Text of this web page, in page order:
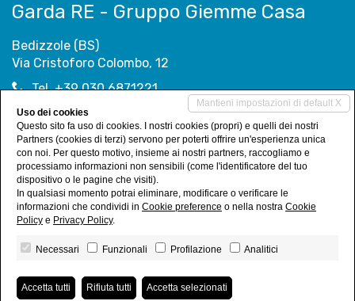
Garda RE - Gruppo Giemme Casa
Bedizzole (BS)
Via Cristoforo Colombo, 12
Tel. +39 030 6871221
info@gardare.it
info@giemmecasa.com
Social Networks
P.IVA 03514120983
Privacy Policy•Revoca consensi• Powered by
Mantieni impostazioni di default X
Uso dei cookies
Questo sito fa uso di cookies. I nostri cookies (propri) e quelli dei nostri
Partners (cookies di terzi) servono per poterti offrire un'esperienza unica
con noi. Per questo motivo, insieme ai nostri partners, raccogliamo e
processiamo informazioni non sensibili (come l'identificatore del tuo
dispositivo o le pagine che visiti).
In qualsiasi momento potrai eliminare, modificare o verificare le
informazioni che condividi in Cookie preference o nella nostra Cookie
Policy e Privacy Policy.
Necessari Funzionali Profilazione Analitici
Accetta tutti Rifiuta tutti Accetta selezionati